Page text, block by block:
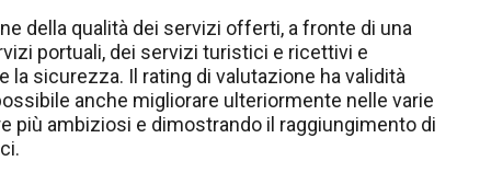
della qualità dei servizi offerti, a fronte di una
portuali, dei servizi turistici e ricettivi e
la sicurezza. Il rating di valutazione ha validità
anche migliorare ulteriormente nelle varie
più ambiziosi e dimostrando il raggiungimento di